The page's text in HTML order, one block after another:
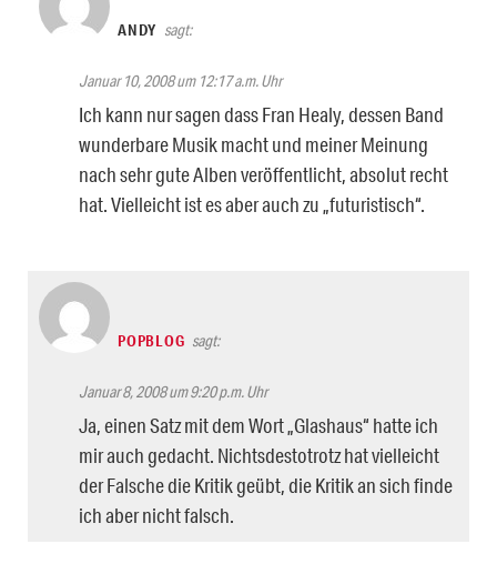
ANDY sagt:
Januar 10, 2008 um 12:17 a.m. Uhr
Ich kann nur sagen dass Fran Healy, dessen Band
wunderbare Musik macht und meiner Meinung
nach sehr gute Alben veröffentlicht, absolut recht
hat. Vielleicht ist es aber auch zu „futuristisch“.
POPBLOG sagt:
Januar 8, 2008 um 9:20 p.m. Uhr
Ja, einen Satz mit dem Wort „Glashaus“ hatte ich
mir auch gedacht. Nichtsdestotrotz hat vielleicht
der Falsche die Kritik geübt, die Kritik an sich finde
ich aber nicht falsch.